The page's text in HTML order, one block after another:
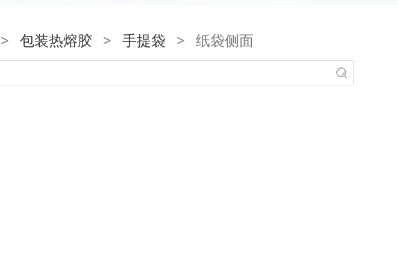
> 包装热熔胶 > 手提袋 > 纸袋侧面